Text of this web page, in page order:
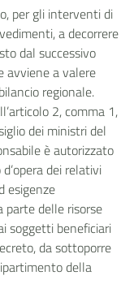
per gli interventi di
a decorrere
dal successivo
avviene a valere
regionale.
2, comma 1,
dei ministri del
è autorizzato
dei relativi
esigenze
parte delle risorse
soggetti beneficiari
da sottoporre
della